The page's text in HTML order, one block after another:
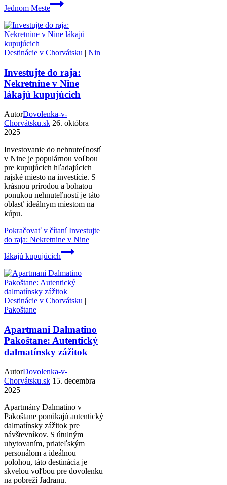
Jednom Meste
Destinácie v Chorvátsku | Nin
Investujte do raja:
Nekretnine v Nine
lákajú kupujúcich
AutorDovolenka-v-
Chorvátsku.sk 26. októbra
2025
Investovanie do nehnuteľností
v Nine je populárnou voľbou
pre kupujúcich hľadajúcich
rajské miesto na investície. S
krásnou prírodou a bohatou
ponukou nehnuteľností je táto
oblasť ideálnym miestom na
kúpu.
Pokračovať v čítaníInvestujte
do raja: Nekretnine v Nine
lákajú kupujúcich
Destinácie v Chorvátsku |
Pakoštane
Apartmani Dalmatino
Pakoštane: Autentický
dalmatínsky zážitok
AutorDovolenka-v-
Chorvátsku.sk 15. decembra
2025
Apartmány Dalmatino v
Pakoštane ponúkajú autentický
dalmatínsky zážitok pre
návštevníkov. S útulným
ubytovaním, priateľským
personálom a ideálnou
polohou, táto destinácia je
skvelou voľbou pre dovolenku
na pobreží Jadranu.